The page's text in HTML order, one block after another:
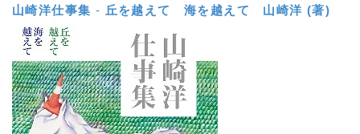
山崎洋仕事集 - 丘を越えて 海を越えて 山崎洋 (著)